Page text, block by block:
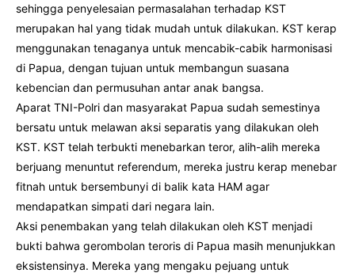
sehingga penyelesaian permasalahan terhadap KST
merupakan hal yang tidak mudah untuk dilakukan. KST kerap
menggunakan tenaganya untuk mencabik-cabik harmonisasi
di Papua, dengan tujuan untuk membangun suasana
kebencian dan permusuhan antar anak bangsa.
Aparat TNI-Polri dan masyarakat Papua sudah semestinya
bersatu untuk melawan aksi separatis yang dilakukan oleh
KST. KST telah terbukti menebarkan teror, alih-alih mereka
berjuang menuntut referendum, mereka justru kerap menebar
fitnah untuk bersembunyi di balik kata HAM agar
mendapatkan simpati dari negara lain.
Aksi penembakan yang telah dilakukan oleh KST menjadi
bukti bahwa gerombolan teroris di Papua masih menunjukkan
eksistensinya. Mereka yang mengaku pejuang untuk